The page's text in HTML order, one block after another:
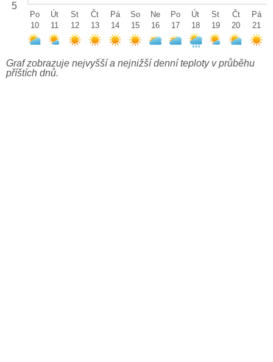
5
Po
10
Út
11
St
12
Čt
13
Pá
14
So
15
Ne
16
Po
17
Út
18
St
19
Čt
20
Pá
21
Graf zobrazuje nejvyšší a nejnižší denní teploty v průběhu
příštích dnů.